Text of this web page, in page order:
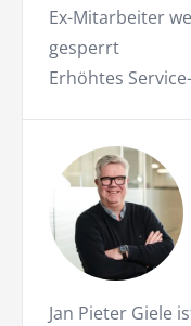
Ex-Mitarbeiter
gesperrt
Erhöhtes
Jan Pieter Giele